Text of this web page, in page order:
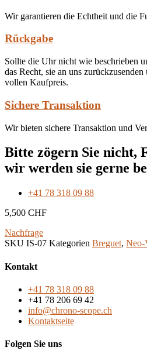
Wir garantieren die Echtheit und die
Rückgabe
Sollte die Uhr nicht wie beschrieben
das Recht, sie an uns
vollen Kaufpreis.
Sichere Transaktion
Wir bieten sichere Transaktion und
Bitte zögern Sie nicht,
wir werden sie gerne
+41 78 318 09 88
5,500 CHF
Nachfrage
SKU IS-07 Kategorien Breguet, Neo-
Kontakt
+41 78 318 09 88
+41 78 206 69 42
info@chrono-scope.ch
Kontaktseite
Folgen Sie uns